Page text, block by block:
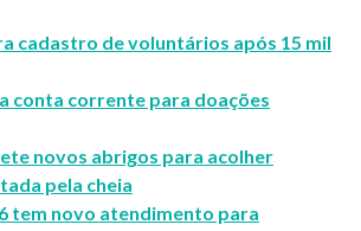
cadastro de voluntários após 15 mil
conta corrente para doações
novos abrigos para acolher
pela cheia
tem novo atendimento para